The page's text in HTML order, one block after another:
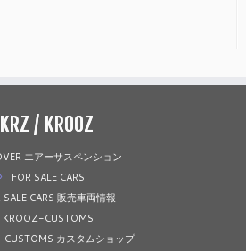
KRZ / KROOZ
エアーサスペンション
FOR SALE CARS
SALE CARS 販売車両情報
KROOZ-CUSTOMS
カスタムショップ